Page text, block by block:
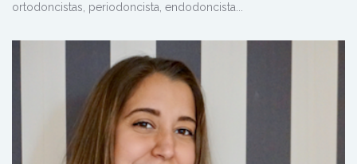
ortodoncistas, periodoncista, endodoncista...